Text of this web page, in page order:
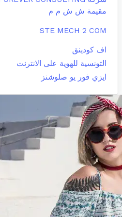
مقيمة ش ش م م
STE MECH 2 COM
اف كودينق
التونسية للهوية على الانترنت
ايزي فور يو صلوشنز